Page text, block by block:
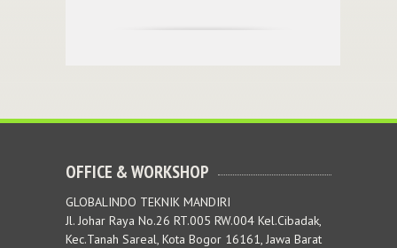
OFFICE & WORKSHOP
GLOBALINDO TEKNIK MANDIRI
Jl. Johar Raya No.26 RT.005 RW.004 Kel.Cibadak,
Kec.Tanah Sareal, Kota Bogor 16161, Jawa Barat